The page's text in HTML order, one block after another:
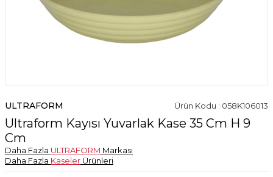
ULTRAFORM Ürün Kodu : 058K106013
Ultraform Kayısı Yuvarlak Kase 35 Cm H 9
Cm
Daha Fazla ULTRAFORM Markası
Daha Fazla Kaseler Ürünleri